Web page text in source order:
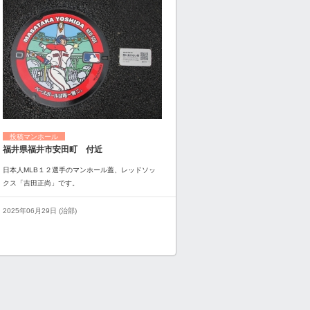
投稿マンホール
福井県福井市安田町 付近
日本人MLB１２選手のマンホール蓋、レッドソッ
クス「吉田正尚」です。
2025年06月29日 (治部)